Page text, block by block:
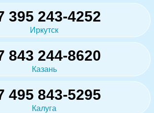
395 243-4252
Иркутск
843 244-8620
Казань
495 843-5295
Калуга